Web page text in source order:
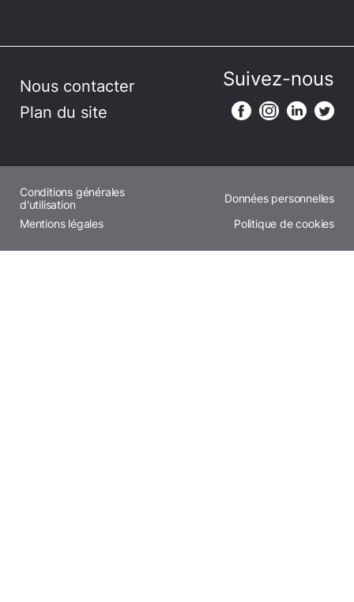
Nous contacter
Plan du site
Suivez-nous
Conditions générales
d'utilisation
Données personnelles
Mentions légales
Politique de cookies